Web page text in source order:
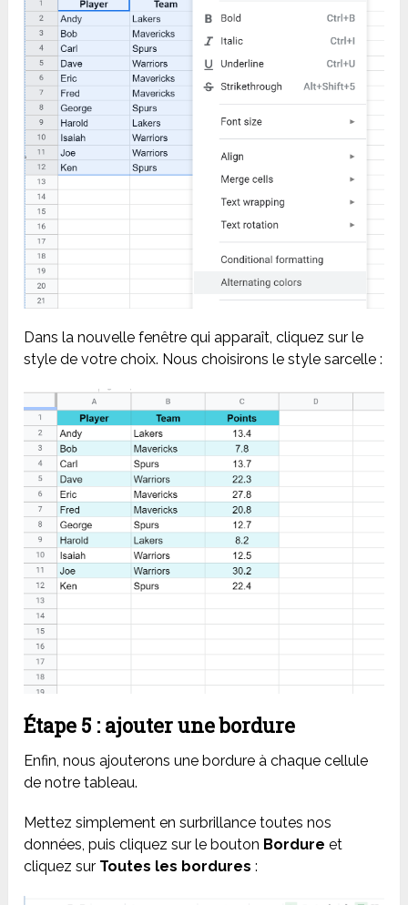
Dans la nouvelle fenêtre qui apparaît, cliquez sur le
style de votre choix. Nous choisirons le style sarcelle :
Étape 5 : ajouter une bordure
Enfin, nous ajouterons une bordure à chaque cellule
de notre tableau.
Mettez simplement en surbrillance toutes nos
données, puis cliquez sur le bouton Bordure et
cliquez sur Toutes les bordures :